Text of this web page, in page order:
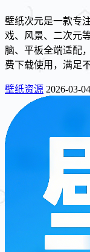
壁纸次元是一款专
戏、风景、二次元
脑、平板全端适配
费下载使用，满足
壁纸资源 2026-03-04